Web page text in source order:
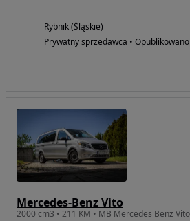
Rybnik (Śląskie)
Prywatny sprzedawca • Opublikowano
Mercedes-Benz Vito